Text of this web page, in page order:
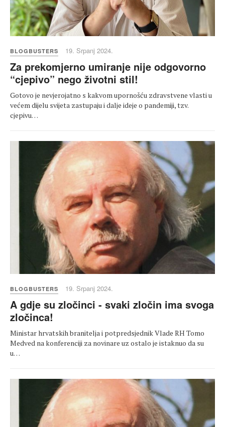
BLOGBUSTERS 19. Srpanj 2024.
Za prekomjerno umiranje nije odgovorno
“cjepivo” nego životni stil!
Gotovo je nevjerojatno s kakvom upornošću zdravstvene vlasti u
većem dijelu svijeta zastupaju i dalje ideje o pandemiji, tzv.
cjepivu…
BLOGBUSTERS 19. Srpanj 2024.
A gdje su zločinci - svaki zločin ima svoga
zločinca!
Ministar hrvatskih branitelja i potpredsjednik Vlade RH Tomo
Medved na konferenciji za novinare uz ostalo je istaknuo da su
u…